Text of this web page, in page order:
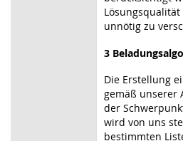
unnötig zu
3
Die Erstellung
gemäß unserer
der
wird von uns
bestimmten